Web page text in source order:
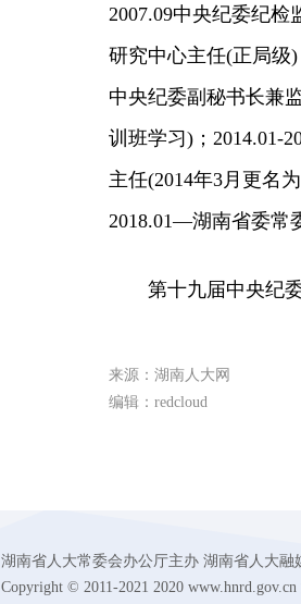
2007.09中央纪委纪检
研究中心主任(正局级)
中央纪委副秘书长兼
训班学习)；2014.01-
主任(2014年3月更名
2018.01—湖南省委常
第十九届中央纪委
来源：湖南人大网
编辑：redcloud
湖南省人大常委会办公厅主办 湖南省人大融
Copyright © 2011-2021 2020